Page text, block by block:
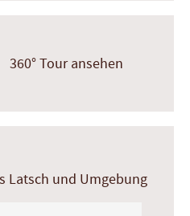
360° Tour ansehen
Latsch und Umgebung